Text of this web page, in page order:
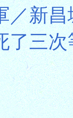
／新
了三